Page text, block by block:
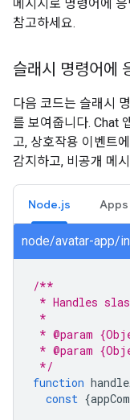
메시지로 명령어에
참고하세요.
슬래시 명령어에
다음 코드는 슬래시
를 보여줍니다. Chat
고, 상호작용 이벤트
감지하고, 비공개 메
Node.js
node/avatar-app/
/**
* Handles
*
* @param
* @param
*/
function
const {